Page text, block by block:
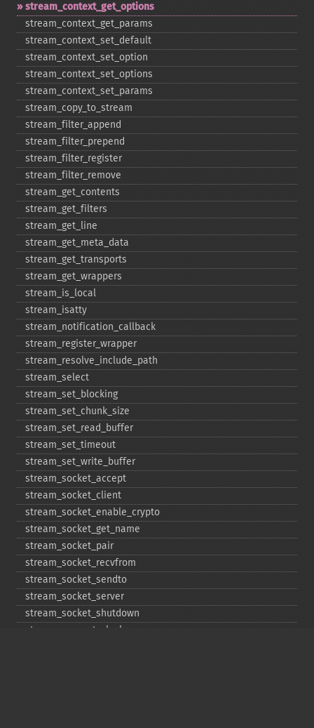
stream_​context_​get_​options
stream_​context_​get_​params
stream_​context_​set_​default
stream_​context_​set_​option
stream_​context_​set_​options
stream_​context_​set_​params
stream_​copy_​to_​stream
stream_​filter_​append
stream_​filter_​prepend
stream_​filter_​register
stream_​filter_​remove
stream_​get_​contents
stream_​get_​filters
stream_​get_​line
stream_​get_​meta_​data
stream_​get_​transports
stream_​get_​wrappers
stream_​is_​local
stream_​isatty
stream_​notification_​callback
stream_​register_​wrapper
stream_​resolve_​include_​path
stream_​select
stream_​set_​blocking
stream_​set_​chunk_​size
stream_​set_​read_​buffer
stream_​set_​timeout
stream_​set_​write_​buffer
stream_​socket_​accept
stream_​socket_​client
stream_​socket_​enable_​crypto
stream_​socket_​get_​name
stream_​socket_​pair
stream_​socket_​recvfrom
stream_​socket_​sendto
stream_​socket_​server
stream_​socket_​shutdown
stream_​supports_​lock